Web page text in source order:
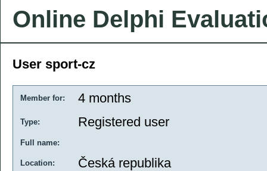
Online Delphi
User sport-cz
Member for: 4 months
Type: Registered user
Full name:
Location: Česká republika